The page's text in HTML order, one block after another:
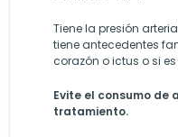
Tiene la presión
tiene antecedentes
corazón o ictus o si
Evite el consumo de
tratamiento.